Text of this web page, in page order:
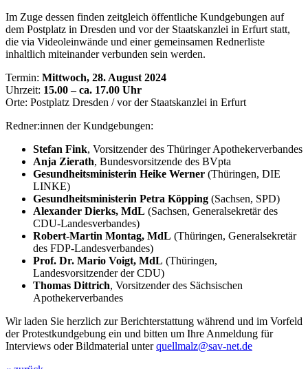
Im Zuge dessen finden zeitgleich öffentliche Kundgebungen auf
dem Postplatz in Dresden und vor der Staatskanzlei in Erfurt statt,
die via Videoleinwände und einer gemeinsamen Rednerliste
inhaltlich miteinander verbunden sein werden.
Termin: Mittwoch, 28. August 2024
Uhrzeit: 15.00 – ca. 17.00 Uhr
Orte: Postplatz Dresden / vor der Staatskanzlei in Erfurt
Redner:innen der Kundgebungen:
Stefan Fink, Vorsitzender des Thüringer Apothekerverbandes
Anja Zierath, Bundesvorsitzende des BVpta
Gesundheitsministerin Heike Werner (Thüringen, DIE
LINKE)
Gesundheitsministerin Petra Köpping (Sachsen, SPD)
Alexander Dierks, MdL (Sachsen, Generalsekretär des
CDU-Landesverbandes)
Robert-Martin Montag, MdL (Thüringen, Generalsekretär
des FDP-Landesverbandes)
Prof. Dr. Mario Voigt, MdL (Thüringen,
Landesvorsitzender der CDU)
Thomas Dittrich, Vorsitzender des Sächsischen
Apothekerverbandes
Wir laden Sie herzlich zur Berichterstattung während und im Vorfeld
der Protestkundgebung ein und bitten um Ihre Anmeldung für
Interviews oder Bildmaterial unterquellmalz@sav-net.de